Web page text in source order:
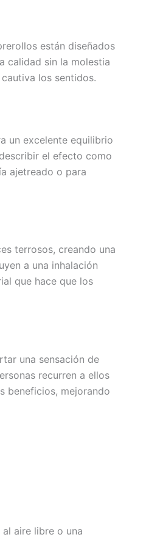
están diseñados
calidad sin la molestia
los sentidos.
un excelente equilibrio
el efecto como
ajetreado o para
terrosos, creando una
a una inhalación
que hace que los
una sensación de
recurren a ellos
beneficios, mejorando
aire libre o una